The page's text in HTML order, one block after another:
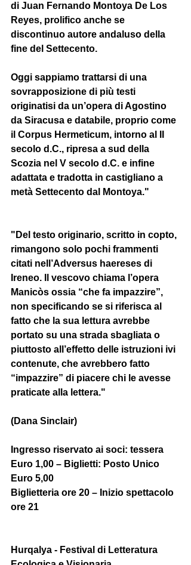
di Juan Fernando Montoya De Los
Reyes, prolifico anche se
discontinuo autore andaluso della
fine del Settecento.
Oggi sappiamo trattarsi di una
sovrapposizione di più testi
originatisi da un’opera di Agostino
da Siracusa e databile, proprio come
il Corpus Hermeticum, intorno al II
secolo d.C., ripresa a sud della
Scozia nel V secolo d.C. e infine
adattata e tradotta in castigliano a
metà Settecento dal Montoya."
"Del testo originario, scritto in copto,
rimangono solo pochi frammenti
citati nell’Adversus haereses di
Ireneo. Il vescovo chiama l’opera
Manicòs ossia “che fa impazzire”,
non specificando se si riferisca al
fatto che la sua lettura avrebbe
portato su una strada sbagliata o
piuttosto all’effetto delle istruzioni ivi
contenute, che avrebbero fatto
“impazzire” di piacere chi le avesse
praticate alla lettera."
(Dana Sinclair)
Ingresso riservato ai soci: tessera
Euro 1,00 – Biglietti: Posto Unico
Euro 5,00
Biglietteria ore 20 – Inizio spettacolo
ore 21
Hurqalya - Festival di Letteratura